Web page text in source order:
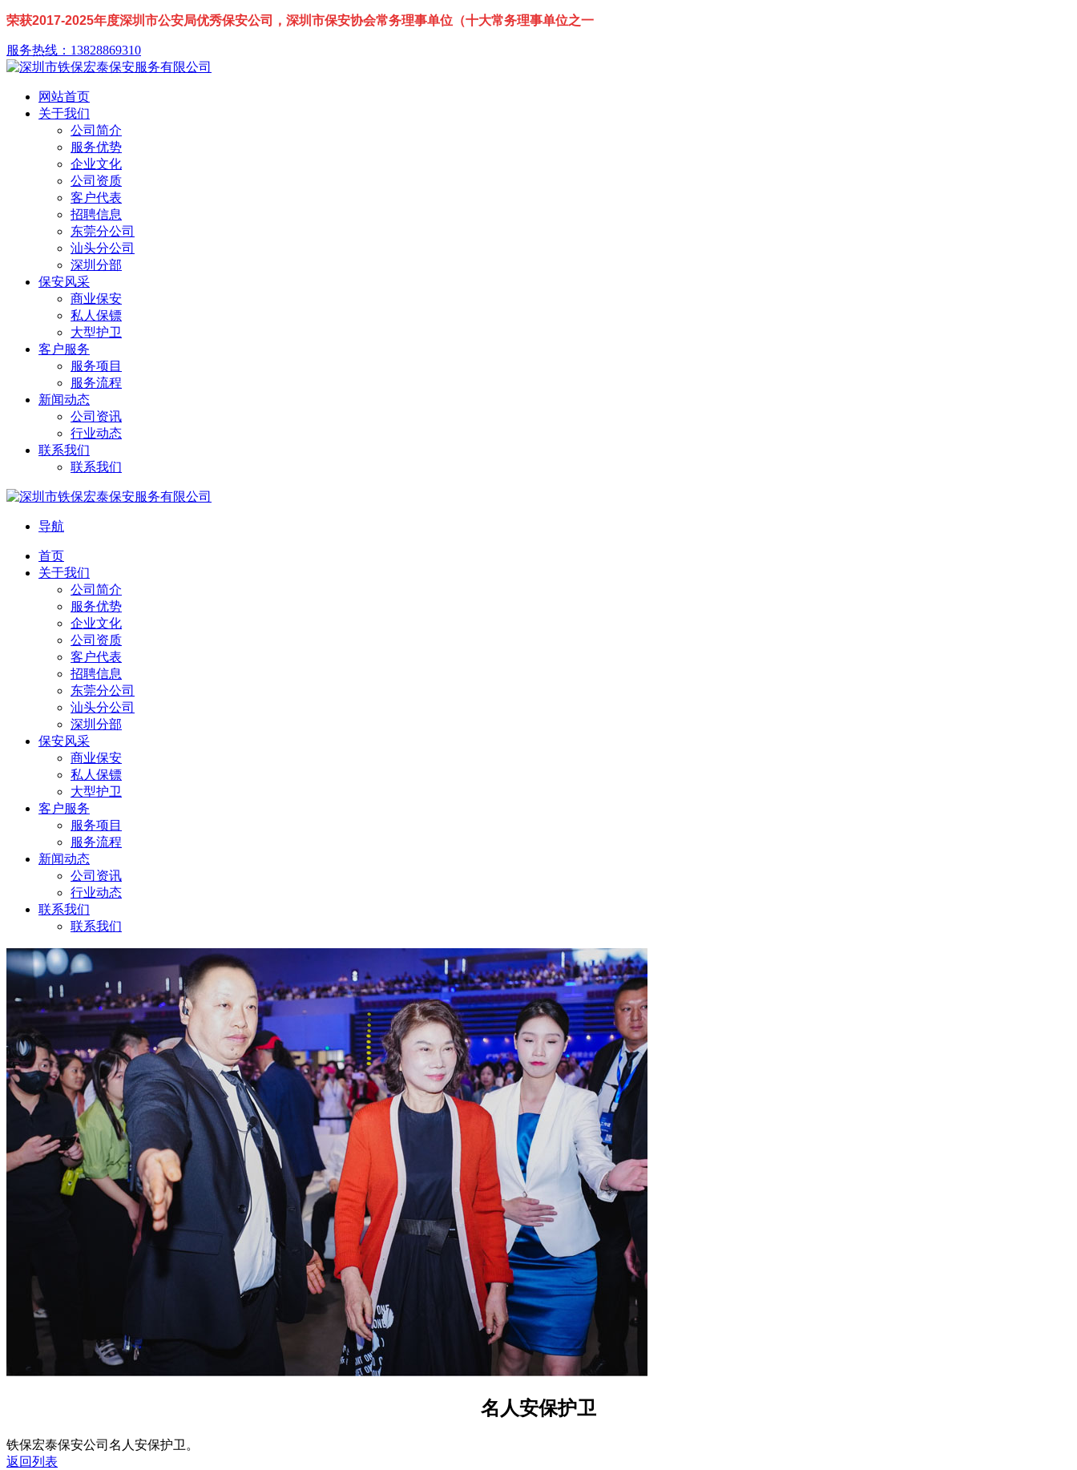
荣获2017-2025年度深圳市公安局优秀保安公司，深圳市保安协会常务理事单位（十大常务理事单位之一
服务热线：13828869310
网站首页
关于我们
公司简介
服务优势
企业文化
公司资质
客户代表
招聘信息
东莞分公司
汕头分公司
深圳分部
保安风采
商业保安
私人保镖
大型护卫
客户服务
服务项目
服务流程
新闻动态
公司资讯
行业动态
联系我们
联系我们
导航
首页
关于我们
公司简介
服务优势
企业文化
公司资质
客户代表
招聘信息
东莞分公司
汕头分公司
深圳分部
保安风采
商业保安
私人保镖
大型护卫
客户服务
服务项目
服务流程
新闻动态
公司资讯
行业动态
联系我们
联系我们
名人安保护卫
铁保宏泰保安公司名人安保护卫。
返回列表